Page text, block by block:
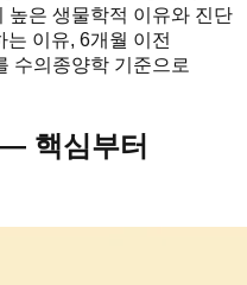
높은 생물학적 이유와 진단
이유, 6개월 이전
수의종양학 기준으로
핵심부터